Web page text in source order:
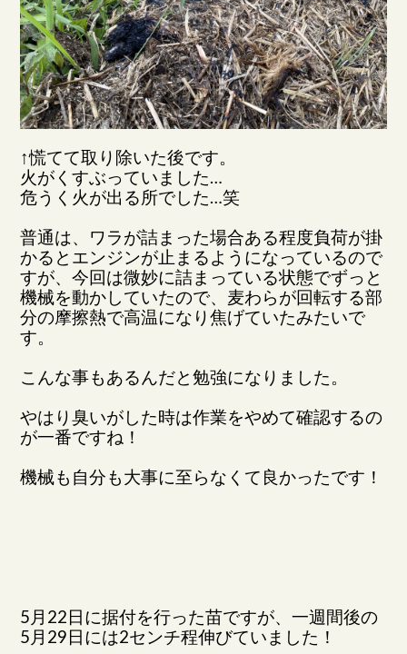
↑慌てて取り除いた後です。
火がくすぶっていました…
危うく火が出る所でした…笑
普通は、ワラが詰まった場合ある程度負荷が掛
かるとエンジンが止まるようになっているので
すが、今回は微妙に詰まっている状態でずっと
機械を動かしていたので、麦わらが回転する部
分の摩擦熱で高温になり焦げていたみたいで
す。
こんな事もあるんだと勉強になりました。
やはり臭いがした時は作業をやめて確認するの
が一番ですね！
機械も自分も大事に至らなくて良かったです！
5月22日に据付を行った苗ですが、一週間後の
5月29日には2センチ程伸びていました！